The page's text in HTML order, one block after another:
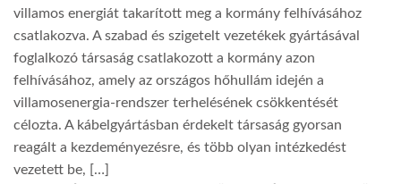
villamos energiát takarított meg a kormány felhívásához
csatlakozva. A szabad és szigetelt vezetékek gyártásával
foglalkozó társaság csatlakozott a kormány azon
felhívásához, amely az országos hőhullám idején a
villamosenergia-rendszer terhelésének csökkentését
célozta. A kábelgyártásban érdekelt társaság gyorsan
reagált a kezdeményezésre, és több olyan intézkedést
vezetett be, […]